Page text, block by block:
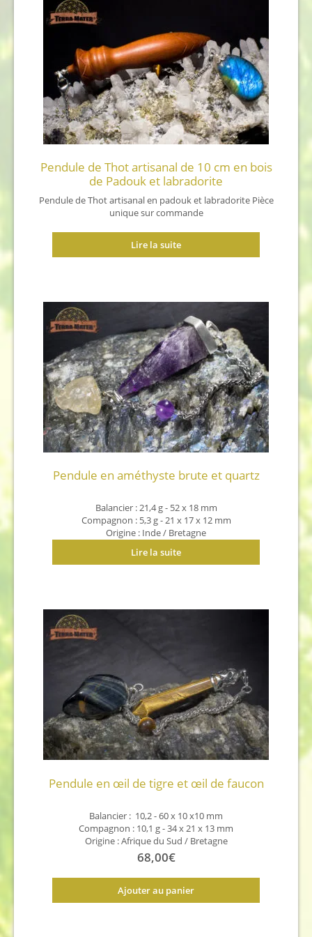
Pendule de Thot artisanal de 10 cm en bois
de Padouk et labradorite
Pendule de Thot artisanal en padouk et labradorite Pièce
unique sur commande
Lire la suite
Pendule en améthyste brute et quartz
Balancier : 21,4 g - 52 x 18 mm
Compagnon : 5,3 g - 21 x 17 x 12 mm
Origine : Inde / Bretagne
Lire la suite
Pendule en œil de tigre et œil de faucon
Balancier : 10,2 - 60 x 10 x10 mm
Compagnon : 10,1 g - 34 x 21 x 13 mm
Origine : Afrique du Sud / Bretagne
68,00€
Ajouter au panier